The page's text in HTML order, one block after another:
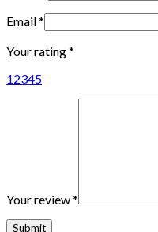
Email*
Your rating*
12345
Your review*